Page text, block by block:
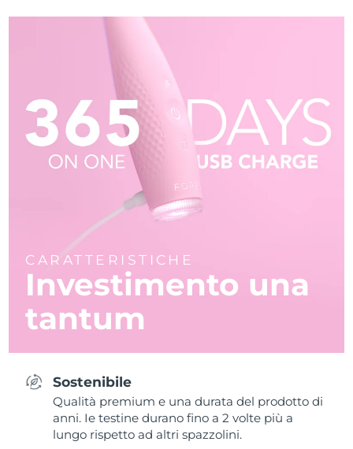
CARATTERISTICHE
Investimento una
tantum
Sostenibile
Qualità premium e una durata del prodotto di
anni. Ie testine durano fino a 2 volte più a
lungo rispetto ad altri spazzolini.